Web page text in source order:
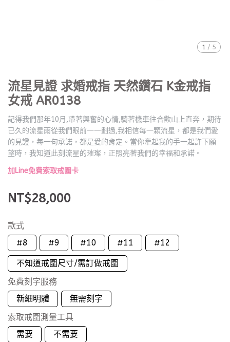
1 / 5
流星見證 求婚戒指 天然鑽石 K金戒指
女戒 AR0138
記得我們那年10月,帶著興奮的心情,騎著機車往合歡山上直奔，期待
已久的流星雨從我們眼前一一劃過,我相信每一顆流星，都是我們愛
的見證，每一句承諾，都是愛的肯定。當你牽起我的手一起許下願
望時，我知道此刻流星的璀璨，正照亮著我們的幸福和承諾。
加Line免費索取戒圍卡
NT$28,000
款式
#8
#9 #10 #11 #12
不知道戒圍尺寸/需訂做戒圍
免費刻字服務
新細明體
無需刻字
索取戒圍測量工具
需要
不需要